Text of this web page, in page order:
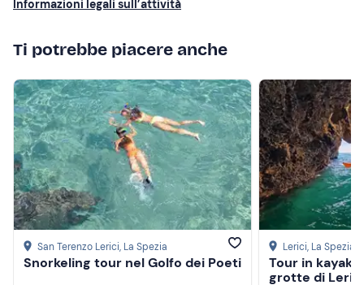
Costume da bagno
Telo mare
Crema solare
Pranzo al sacco
Documento di identità
Informazioni legali sull’attività
Ti potrebbe piacere anche
San Terenzo Lerici, La Spezia
Snorkeling tour nel Golfo dei Poeti
Lerici, La Spezia
Tour in kayak
grotte di